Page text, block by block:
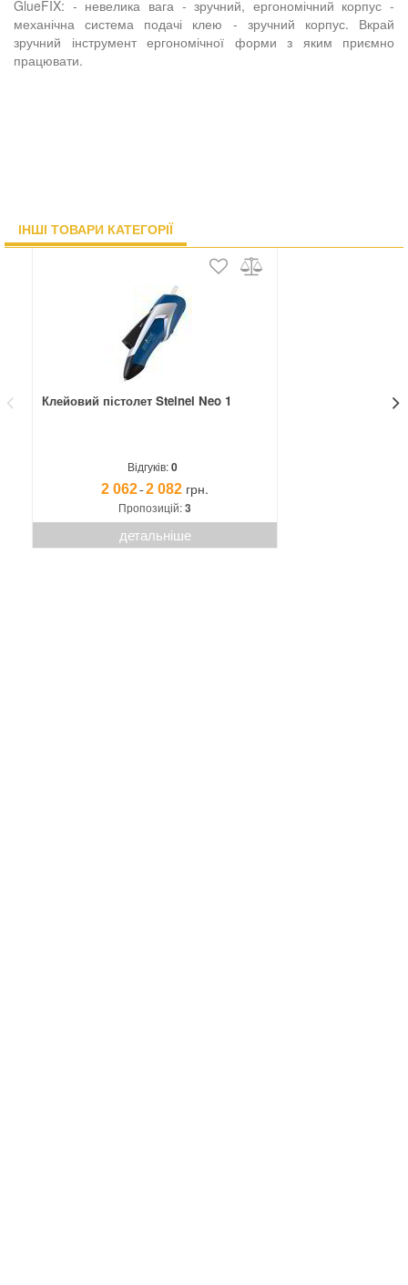
GlueFIX: - невелика вага - зручний, ергономічний корпус -
механічна система подачі клею - зручний корпус. Вкрай
зручний інструмент ергономічної форми з яким приємно
працювати.
ІНШІ ТОВАРИ КАТЕГОРІЇ
Клейовий пістолет Steinel Neo 1
Відгуків:0
2 062¯2 082 грн.
Пропозицій:3
детальніше